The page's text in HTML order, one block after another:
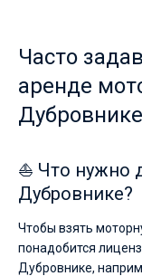
Часто
аренде
Дубровнике
⛵ Что нужно
Дубровнике?
Чтобы взять
понадобится
Дубровнике,